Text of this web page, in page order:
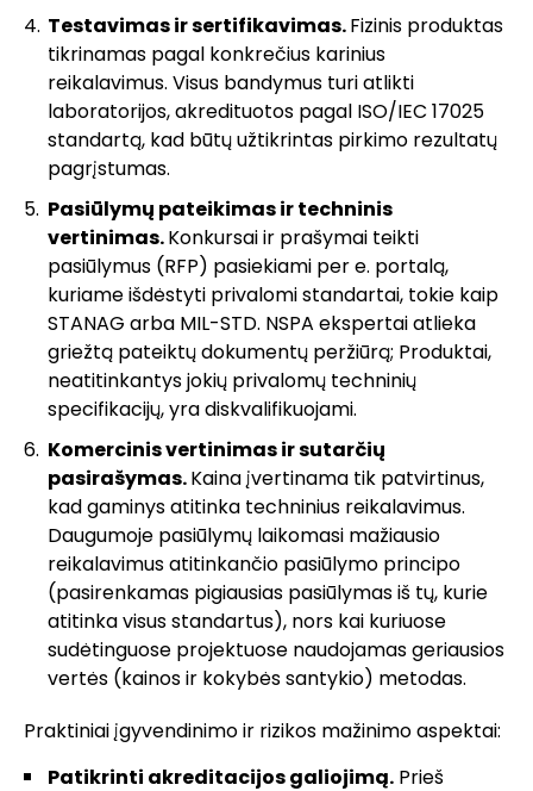
Testavimas ir sertifikavimas.Fizinis produktas
tikrinamas pagal konkrečius karinius
reikalavimus. Visus bandymus turi atlikti
laboratorijos, akredituotos pagal ISO/IEC 17025
standartą, kad būtų užtikrintas pirkimo rezultatų
pagrįstumas.
Pasiūlymų pateikimas ir techninis
vertinimas.Konkursai ir prašymai teikti
pasiūlymus (RFP) pasiekiami per e. portalą,
kuriame išdėstyti privalomi standartai, tokie kaip
STANAG arba MIL-STD. NSPA ekspertai atlieka
griežtą pateiktų dokumentų peržiūrą; Produktai,
neatitinkantys jokių privalomų techninių
specifikacijų, yra diskvalifikuojami.
Komercinis vertinimas ir sutarčių
pasirašymas.Kaina įvertinama tik patvirtinus,
kad gaminys atitinka techninius reikalavimus.
Daugumoje pasiūlymų laikomasi mažiausio
reikalavimus atitinkančio pasiūlymo principo
(pasirenkamas pigiausias pasiūlymas iš tų, kurie
atitinka visus standartus), nors kai kuriuose
sudėtinguose projektuose naudojamas geriausios
vertės (kainos ir kokybės santykio) metodas.
Praktiniai įgyvendinimo ir rizikos mažinimo aspektai:
Patikrinti akreditacijos galiojimą. Prieš